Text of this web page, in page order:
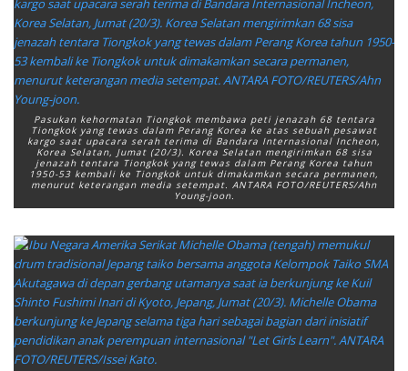
Pasukan kehormatan Tiongkok membawa peti jenazah 68 tentara
Tiongkok yang tewas dalam Perang Korea ke atas sebuah pesawat
kargo saat upacara serah terima di Bandara Internasional Incheon,
Korea Selatan, Jumat (20/3). Korea Selatan mengirimkan 68 sisa
jenazah tentara Tiongkok yang tewas dalam Perang Korea tahun
1950-53 kembali ke Tiongkok untuk dimakamkan secara permanen,
menurut keterangan media setempat. ANTARA FOTO/REUTERS/Ahn
Young-joon.